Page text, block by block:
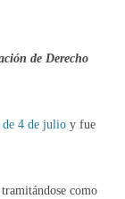
de Derecho
de 4 de julio y fue
como